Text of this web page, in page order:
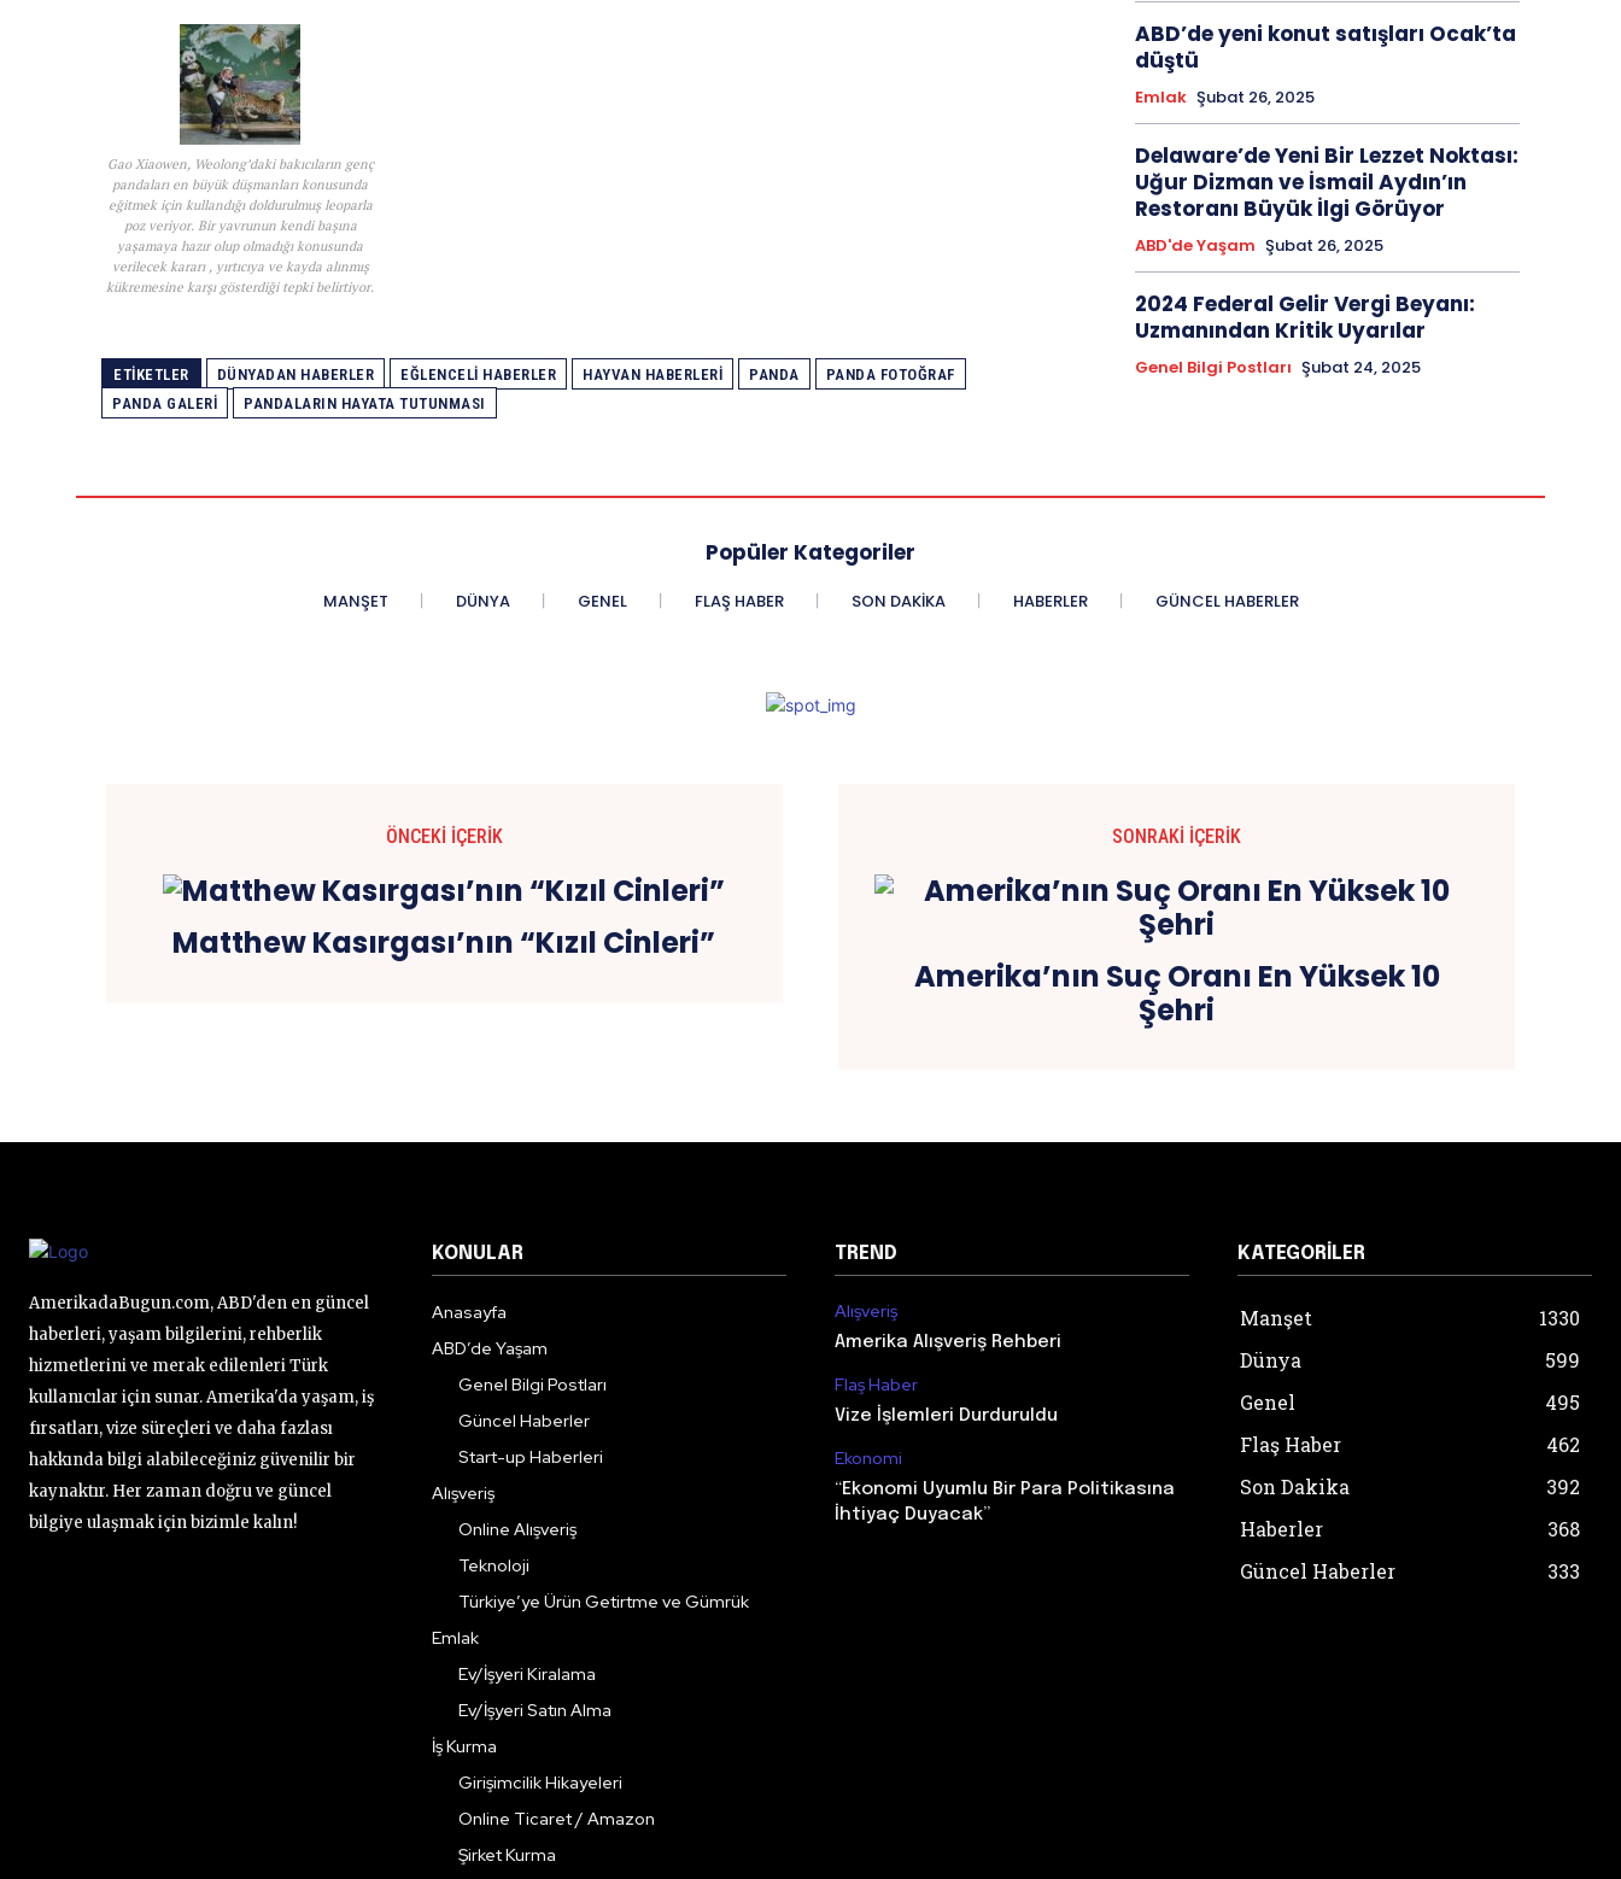
Gao Xiaowen, Weolong’daki bakıcıların genç
pandaları en büyük düşmanları konusunda
eğitmek için kullandığı doldurulmuş leoparla
poz veriyor. Bir yavrunun kendi başına
yaşamaya hazır olup olmadığı konusunda
verilecek kararı , yırtıcıya ve kayda alınmış
kükremesine karşı gösterdiği tepki belirtiyor.
ETIKETLER DÜNYADAN HABERLER EĞLENCELI HABERLER HAYVAN HABERLERI PANDA
PANDA FOTOĞRAF
PANDA GALERI
PANDALARIN HAYATA TUTUNMASI
ABD’de yeni konut satışları Ocak’ta
düştü
Emlak Şubat 26, 2025
Delaware’de Yeni Bir Lezzet Noktası:
Uğur Dizman ve İsmail Aydın’ın
Restoranı Büyük İlgi Görüyor
ABD'de Yaşam Şubat 26, 2025
2024 Federal Gelir Vergi Beyanı:
Uzmanından Kritik Uyarılar
Genel Bilgi Postları Şubat 24, 2025
Popüler Kategoriler
MANŞET DÜNYA GENEL FLAŞ HABER SON DAKIKA HABERLER GÜNCEL HABERLER
ÖNCEKI İÇERIK
Matthew Kasırgası’nın “Kızıl Cinleri”
SONRAKI İÇERIK
Amerika’nın Suç Oranı En Yüksek 10
Şehri
AmerikadaBugun.com, ABD'den en güncel
haberleri, yaşam bilgilerini, rehberlik
hizmetlerini ve merak edilenleri Türk
kullanıcılar için sunar. Amerika'da yaşam, iş
fırsatları, vize süreçleri ve daha fazlası
hakkında bilgi alabileceğiniz güvenilir bir
kaynaktır. Her zaman doğru ve güncel
bilgiye ulaşmak için bizimle kalın!
KONULAR
Anasayfa
ABD’de Yaşam
Genel Bilgi Postları
Güncel Haberler
Start-up Haberleri
Alışveriş
Online Alışveriş
Teknoloji
Türkiye’ye Ürün Getirtme ve Gümrük
Emlak
Ev/İşyeri Kiralama
Ev/İşyeri Satın Alma
İş Kurma
Girişimcilik Hikayeleri
Online Ticaret / Amazon
Şirket Kurma
TREND
Alışveriş
Amerika Alışveriş Rehberi
Flaş Haber
Vize İşlemleri Durduruldu
Ekonomi
“Ekonomi Uyumlu Bir Para Politikasına
İhtiyaç Duyacak”
KATEGORILER
Manşet
1330
Dünya
599
Genel
495
Flaş Haber
462
Son Dakika
392
Haberler
368
Güncel Haberler
333